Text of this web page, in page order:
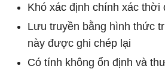
Khó xác định chính xác thời
Lưu truyền bằng hình thức
này được ghi chép lại
Có tính không ổn định và